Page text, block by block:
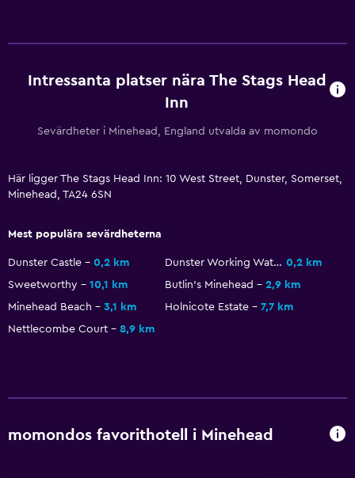
Intressanta platser nära The Stags Head
Inn
Sevärdheter i Minehead, England utvalda av momondo
Här ligger The Stags Head Inn: 10 West Street, Dunster, Somerset,
Minehead, TA24 6SN
Mest populära sevärdheterna
Dunster Castle 0,2 km Dunster Working Watermill 0,2 km
Sweetworthy
10,1 km Butlin's Minehead
2,9 km
Minehead Beach
3,1 km Holnicote Estate
7,7 km
Nettlecombe Court
8,9 km
momondos favorithotell i Minehead